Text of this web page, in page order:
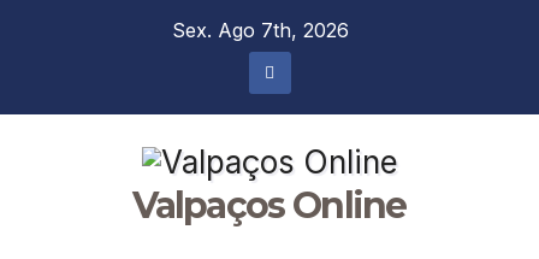
Sex. Ago 7th, 2026
Valpaços Online